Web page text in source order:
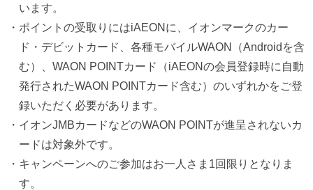
います。
・ポイントの受取りにはiAEONに、イオンマークのカー
ド・デビットカード、各種モバイルWAON（Androidを含
む）、WAON POINTカード（iAEONの会員登録時に自動
発行されたWAON POINTカード含む）のいずれかをご登
録いただく必要があります。
・イオンJMBカードなどのWAON POINTが進呈されないカ
ードは対象外です。
・キャンペーンへのご参加はお一人さま1回限りとなりま
す。